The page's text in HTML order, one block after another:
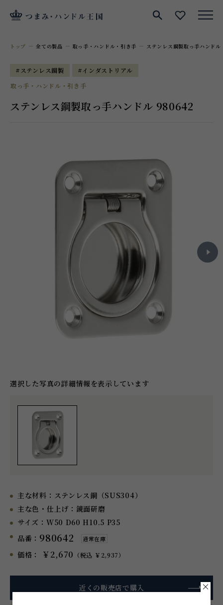
サイト内検索
お気に
トップ 全ての製品 取っ手・ハンドル・引き手 ステンレス鋼製取っ手ハンド
#ステンレス鋼製
#インダストリアル
取っ手・ハンドル・引き手
ステンレス鋼製取っ手ハンドル 980642
選択した写真の詳細情報を表示しています
主な材料： ステンレス鋼（SUS304）
主な色・仕上げ： 鏡面研磨
サイズ： W50 D60 H10.5 P35
品番： 980642 通常在庫
価格： ￥2,670 （税込 ￥2,937）
近くの販売店で購入